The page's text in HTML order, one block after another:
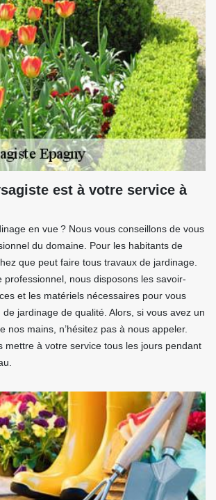
est à votre service à
en vue ? Nous vous conseillons de vous
du domaine. Pour les habitants de
que peut faire tous travaux de jardinage.
professionnel, nous disposons les savoir-
et les matériels nécessaires pour vous
jardinage de qualité. Alors, si vous avez un
nos mains, n’hésitez pas à nous appeler.
mettre à votre service tous les jours pendant